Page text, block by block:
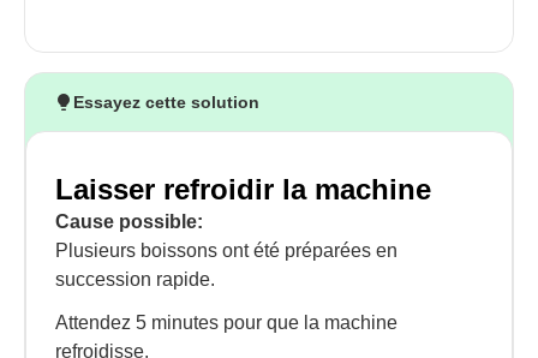
Essayez cette solution
Laisser refroidir la machine
Cause possible:
Plusieurs boissons ont été préparées en
succession rapide.
Attendez 5 minutes pour que la machine
refroidisse.